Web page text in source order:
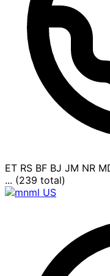
ET RS BF BJ JM NR
... (239 total)